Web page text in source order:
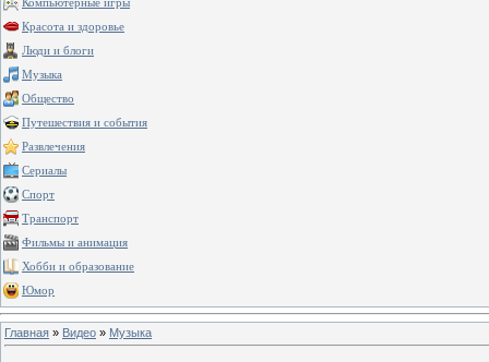
Компьютерные игры
Красота и здоровье
Люди и блоги
Музыка
Общество
Путешествия и события
Развлечения
Сериалы
Спорт
Транспорт
Фильмы и анимация
Хобби и образование
Юмор
Главная » Видео » Музыка